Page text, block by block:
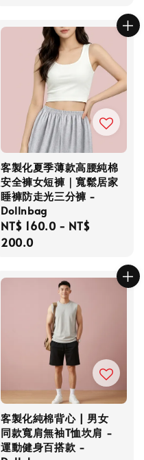
客製化夏季薄款高腰純棉
安全褲女短褲｜寬鬆居家
睡褲防走光三分褲 -
Dollnbag
Regular
price
NT$ 160.0 - NT$
200.0
客製化純棉背心 | 男女
同款寬肩無袖T恤坎肩 -
運動健身百搭款 -